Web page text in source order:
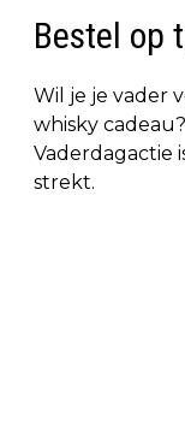
Bestel op
Wil je je vader
whisky
Vaderdagactie
strekt.